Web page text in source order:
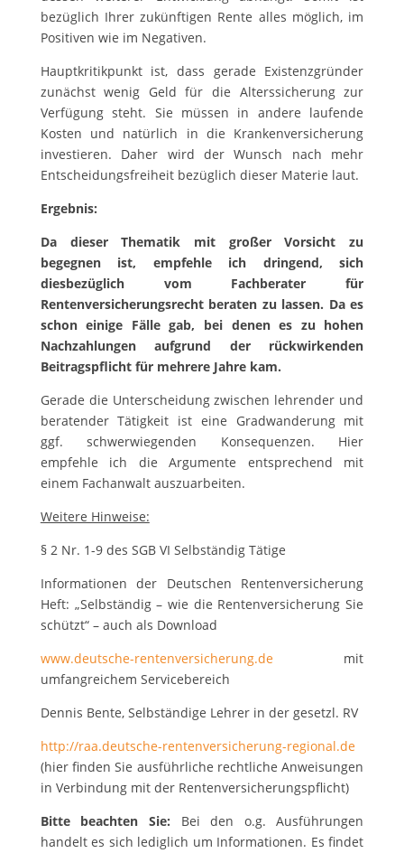
bezüglich Ihrer zukünftigen Rente alles möglich, im
Positiven wie im Negativen.
Hauptkritikpunkt ist, dass gerade Existenzgründer
zunächst wenig Geld für die Alterssicherung zur
Verfügung steht. Sie müssen in andere laufende
Kosten und natürlich in die Krankenversicherung
investieren. Daher wird der Wunsch nach mehr
Entscheidungsfreiheit bezüglich dieser Materie laut.
Ergebnis:
Da dieser Thematik mit großer Vorsicht zu
begegnen ist, empfehle ich dringend, sich
diesbezüglich vom Fachberater für
Rentenversicherungsrecht beraten zu lassen. Da es
schon einige Fälle gab, bei denen es zu hohen
Nachzahlungen aufgrund der rückwirkenden
Beitragspflicht für mehrere Jahre kam.
Gerade die Unterscheidung zwischen lehrender und
beratender Tätigkeit ist eine Gradwanderung mit
ggf. schwerwiegenden Konsequenzen. Hier
empfehle ich die Argumente entsprechend mit
einem Fachanwalt auszuarbeiten.
Weitere Hinweise:
§ 2 Nr. 1-9 des SGB VI Selbständig Tätige
Informationen der Deutschen Rentenversicherung
Heft: „Selbständig – wie die Rentenversicherung Sie
schützt“ – auch als Download
www.deutsche-rentenversicherung.demit
umfangreichem Servicebereich
Dennis Bente, Selbständige Lehrer in der gesetzl. RV
http://raa.deutsche-rentenversicherung-regional.de
(hier finden Sie ausführliche rechtliche Anweisungen
in Verbindung mit der Rentenversicherungspflicht)
Bitte beachten Sie: Bei den o.g. Ausführungen
handelt es sich lediglich um Informationen. Es findet